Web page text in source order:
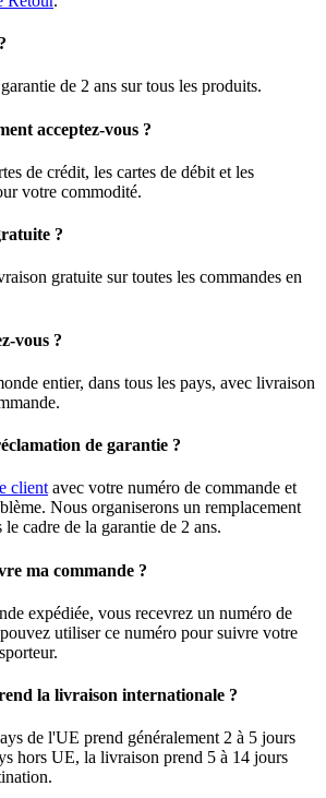
de 2 ans sur tous les produits.
acceptez-vous ?
de crédit, les cartes de débit et les
votre commodité.
?
gratuite sur toutes les commandes en
vous ?
entier, dans tous les pays, avec livraison
de garantie ?
client avec votre numéro de commande et
Nous organiserons un remplacement
cadre de la garantie de 2 ans.
ma commande ?
expédiée, vous recevrez un numéro de
utiliser ce numéro pour suivre votre
la livraison internationale ?
de l'UE prend généralement 2 à 5 jours
hors UE, la livraison prend 5 à 14 jours